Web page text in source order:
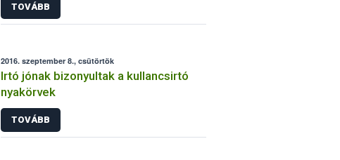
TOVÁBB
2016. szeptember 8., csütörtök
Irtó jónak bizonyultak a kullancsirtó
nyakörvek
TOVÁBB